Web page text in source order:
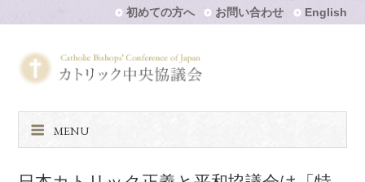
初めての方へ お問い合わせ English
MENU